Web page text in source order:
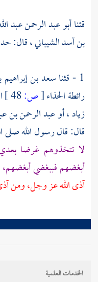
قثناأبو عبد الرحمن عبد
بن أسد الشيباني، قال:
1 - قثنا
سعد بن
رائطة الحذاء[ص:
زياد، أوعبد الرحمن بن
قال: قال رسول الله صلى
لا تتخذوهم غرضا
أبغضهم فببغضي أبغضهم،
آذى الله عز وجل، ومن
الخدمات العلمية